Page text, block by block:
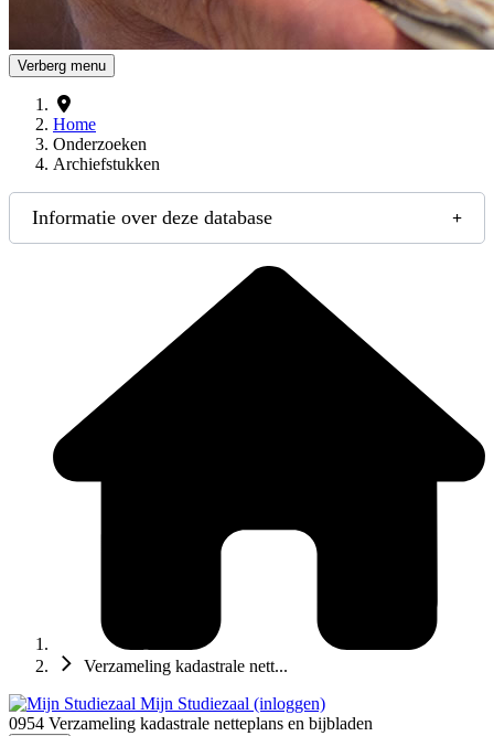
Verberg menu
Home
Onderzoeken
Archiefstukken
Informatie over deze database
Verzameling kadastrale nett...
Mijn Studiezaal (inloggen)
0954 Verzameling kadastrale netteplans en bijbladen